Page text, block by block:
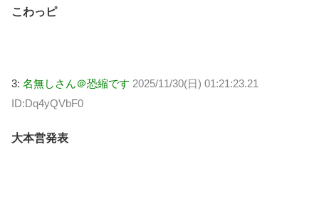
こわっピ
3: 名無しさん＠恐縮です 2025/11/30(日) 01:21:23.21
ID:Dq4yQVbF0
大本営発表